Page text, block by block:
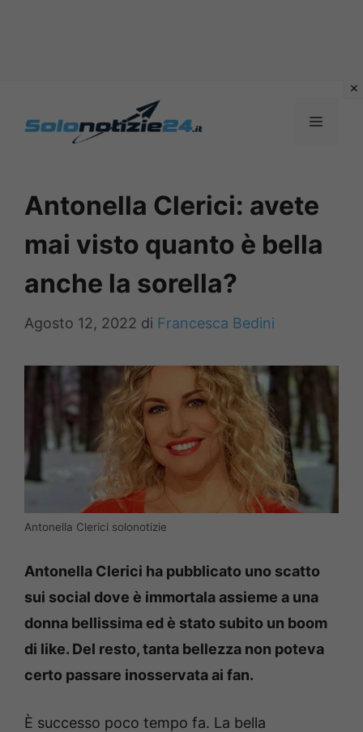
MENU
Antonella Clerici: avete
mai visto quanto è bella
anche la sorella?
Agosto 12, 2022 di Francesca Bedini
Antonella Clerici solonotizie
Antonella Clerici ha pubblicato uno scatto
sui social dove è immortala assieme a una
donna bellissima ed è stato subito un boom
di like. Del resto, tanta bellezza non poteva
certo passare inosservata ai fan.
È successo poco tempo fa. La bella